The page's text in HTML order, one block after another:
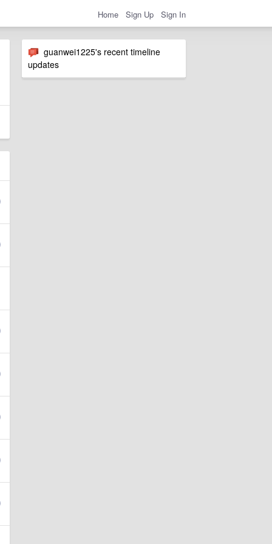
Home Sign Up Sign In
guanwei1225's recent timeline
updates